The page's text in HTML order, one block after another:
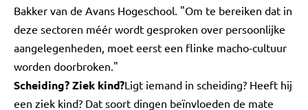
Bakker van de Avans Hogeschool. "Om te bereiken dat in
deze sectoren méér wordt gesproken over persoonlijke
aangelegenheden, moet eerst een flinke macho-cultuur
worden doorbroken."
Scheiding? Ziek kind?Ligt iemand in scheiding? Heeft hij
een ziek kind? Dat soort dingen beïnvloeden de mate